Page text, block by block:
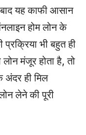
यह काफी आसान
होम लोन के
भी बहुत ही
मंजूर होता है, तो
ही मिल
लेने की पूरी